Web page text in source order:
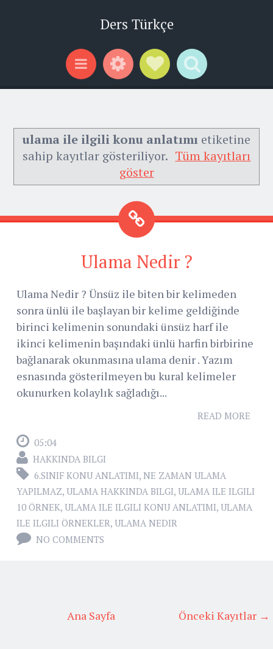
Ders Türkçe
Menu WidgetsSocial Links
Search
ulama ile ilgili konu anlatımı etiketine
sahip kayıtlar gösteriliyor. Tüm kayıtları
göster
Ulama Nedir ?
Ulama Nedir ? Ünsüz ile biten bir kelimeden
sonra ünlü ile başlayan bir kelime geldiğinde
birinci kelimenin sonundaki ünsüz harf ile
ikinci kelimenin başındaki ünlü harfin birbirine
bağlanarak okunmasına ulama denir . Yazım
esnasında gösterilmeyen bu kural kelimeler
okunurken kolaylık sağladığı...
READ MORE
05:04
HAKKINDA BILGI
6.SINIF KONU ANLATIMI, NE ZAMAN ULAMA
YAPILMAZ, ULAMA HAKKINDA BILGI, ULAMA ILE ILGILI
10 ÖRNEK, ULAMA ILE ILGILI KONU ANLATIMI, ULAMA
ILE ILGILI ÖRNEKLER, ULAMA NEDIR
NO COMMENTS
Önceki Kayıtlar →
Ana Sayfa